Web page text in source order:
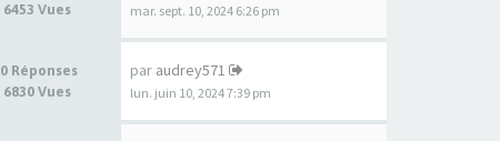
6453 Vues
mar. sept. 10, 2024 6:26 pm
0 Réponses
6830 Vues
par audrey571
lun. juin 10, 2024 7:39 pm